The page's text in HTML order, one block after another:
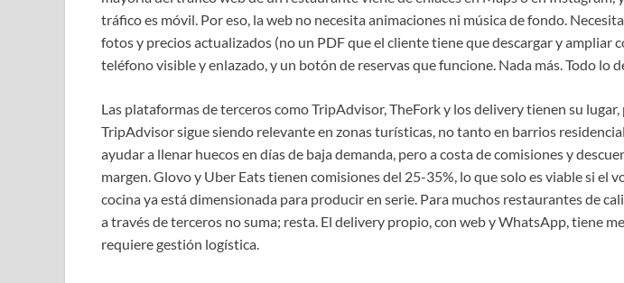
tráfico es móvil. Por eso, la web no necesita animaciones ni música de fondo.
fotos y precios actualizados (no un PDF que el cliente tiene que descargar y ampliar
teléfono visible y enlazado, y un botón de reservas que funcione. Nada más. Todo lo
Las plataformas de terceros como TripAdvisor, TheFork y los delivery tienen su lugar,
TripAdvisor sigue siendo relevante en zonas turísticas, no tanto en barrios
ayudar a llenar huecos en días de baja demanda, pero a costa de comisiones y
margen. Glovo y Uber Eats tienen comisiones del 25-35%, lo que solo es viable si el
cocina ya está dimensionada para producir en serie. Para muchos restaurantes de
a través de terceros no suma; resta. El delivery propio, con web y WhatsApp, tiene
requiere gestión logística.